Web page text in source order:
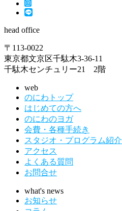
head office
〒113-0022
東京都文京区千駄木3-36-11
千駄木センチュリー21 2階
web
のにわトップ
はじめての方へ
のにわのヨガ
会費・各種手続き
スタジオ・プログラム紹介
アクセス
よくある質問
お問合せ
what's news
お知らせ